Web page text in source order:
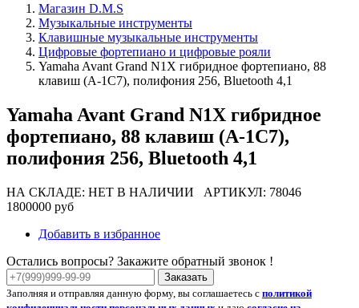
Магазин D.M.S
Музыкальные инструменты
Клавишные музыкальные инструменты
Цифровые фортепиано и цифровые рояли
Yamaha Avant Grand N1X гибридное фортепиано, 88
клавиш (A-1C7), полифония 256, Bluetooth 4,1
Yamaha Avant Grand N1X гибридное
фортепиано, 88 клавиш (A-1C7),
полифония 256, Bluetooth 4,1
НА СКЛАДЕ: НЕТ В НАЛИЧИИ АРТИКУЛ: 78046
1800000 руб
Добавить в избранное
Остались вопросы? Закажите обратный звонок !
Заказать
Заполняя и отправляя данную форму, вы соглашаетесь с политикой